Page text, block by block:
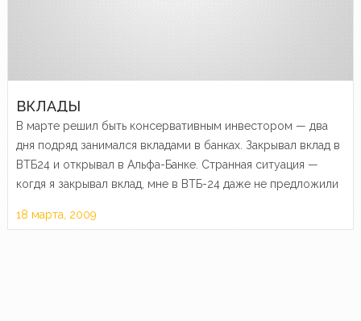
ВКЛАДЫ
В марте решил быть консервативным инвестором — два
дня подряд занимался вкладами в банках. Закрывал вклад в
ВТБ24 и открывал в Альфа-Банке. Странная ситуация —
когдя я закрывал вклад, мне в ВТБ-24 даже не предложили
18 марта, 2009